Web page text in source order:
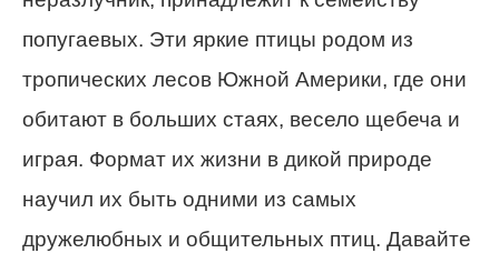
попугаевых. Эти яркие птицы родом из
тропических лесов Южной Америки, где они
обитают в больших стаях, весело щебеча и
играя. Формат их жизни в дикой природе
научил их быть одними из самых
дружелюбных и общительных птиц. Давайте